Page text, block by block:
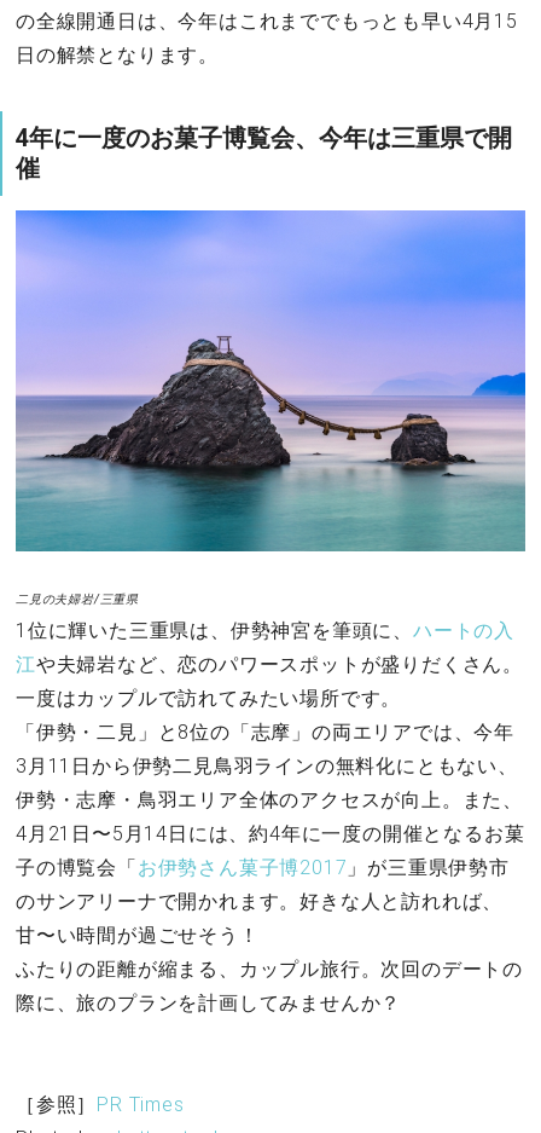
の全線開通日は、今年はこれまででもっとも早い4月15
日の解禁となります。
4年に一度のお菓子博覧会、今年は三重県で開
催
二見の夫婦岩/三重県
1位に輝いた三重県は、伊勢神宮を筆頭に、 ハートの入
江や夫婦岩など、恋のパワースポットが盛りだくさん。
一度はカップルで訪れてみたい場所です。
「伊勢・二見」と8位の「志摩」の両エリアでは、今年
3月11日から伊勢二見鳥羽ラインの無料化にともない、
伊勢・志摩・鳥羽エリア全体のアクセスが向上。また、
4月21日〜5月14日には、約4年に一度の開催となるお菓
子の博覧会「お伊勢さん菓子博2017 」が三重県伊勢市
のサンアリーナで開かれます。好きな人と訪れれば、
甘〜い時間が過ごせそう！
ふたりの距離が縮まる、カップル旅行。次回のデートの
際に、旅のプランを計画してみませんか？
［参照］ PR Times